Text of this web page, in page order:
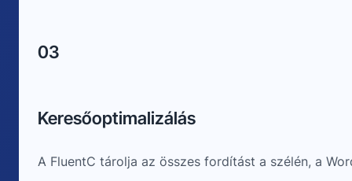
03
Keresőoptimalizálás
A FluentC tárolja az összes fordítást a szélén, a